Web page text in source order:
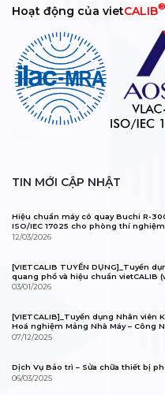
Hoạt động của vietCALIB®
TIN MỚI CẬP NHẬT
Hiệu chuẩn máy cô quay Buchi R-
ISO/IEC 17025 cho phòng thí nghiệm
12/03/2026
[VIETCALIB TUYỂN DỤNG]_Tuyển
quang phổ và hiệu chuẩn vietCALIB
03/01/2026
[VIETCALIB]_Tuyển dụng Nhân
Hoá nghiệm Mảng Nhà Máy – Công
07/12/2025
Dịch Vụ Bảo trì – Sửa chữa thiết bị
06/03/2025